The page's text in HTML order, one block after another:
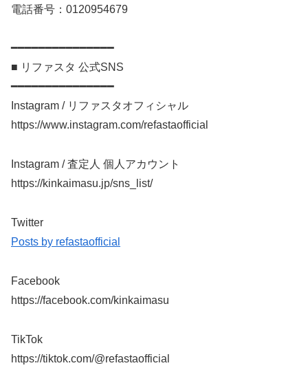
電話番号：0120954679
━━━━━━━━━━━━━━━
■ リファスタ 公式SNS
━━━━━━━━━━━━━━━
Instagram / リファスタオフィシャル
https://www.instagram.com/refastaofficial
Instagram / 査定人 個人アカウント
https://kinkaimasu.jp/sns_list/
Twitter
Posts by refastaofficial
Facebook
https://facebook.com/kinkaimasu
TikTok
https://tiktok.com/@refastaofficial